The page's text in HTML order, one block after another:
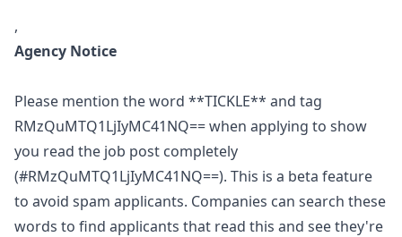
,
Agency Notice
Please mention the word **TICKLE** and tag
RMzQuMTQ1LjIyMC41NQ== when applying to show
you read the job post completely
(#RMzQuMTQ1LjIyMC41NQ==). This is a beta feature
to avoid spam applicants. Companies can search these
words to find applicants that read this and see they're